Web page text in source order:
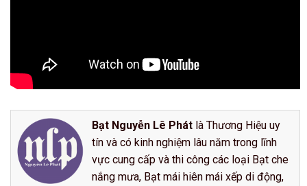
Bạt Nguyễn Lê Phát là Thương Hiệu uy
tín và có kinh nghiệm lâu năm trong lĩnh
vực cung cấp và thi công các loại Bạt che
nắng mưa, Bạt mái hiên mái xếp di động,